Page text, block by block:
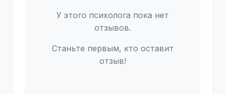
У этого психолога пока нет
отзывов.
Станьте первым, кто оставит
отзыв!